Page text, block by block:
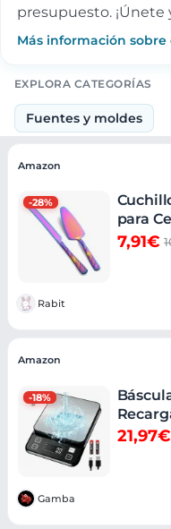
presupuesto. ¡Únete
Más información
EXPLORA CATEGORÍAS
Fuentes y moldes
-28%
Amazon
para
7,91€
Rabit
-18%
Amazon
21,97€
Gamba